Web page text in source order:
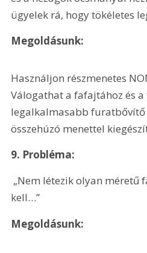
ügyelek rá, hogy tökéletes
Megoldásunk:
Használjon részmenetes
Válogathat a fafajtához és
legalkalmasabb furatbővítő
összehúzó menettel
9. Probléma:
kell…”
Megoldásunk: